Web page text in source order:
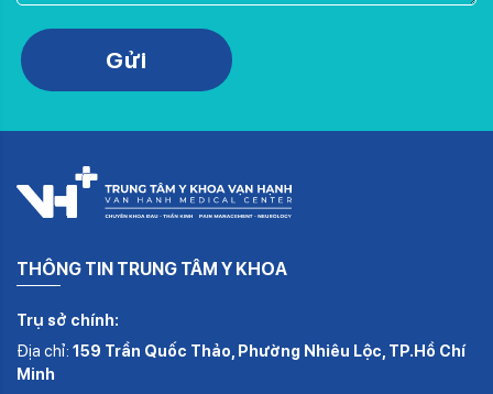
THÔNG TIN TRUNG TÂM Y KHOA
Trụ sở chính:
Địa chỉ: 159 Trần Quốc Thảo, Phường Nhiêu Lộc, TP.Hồ Chí
Minh
Please leave this field empty.
Gửi